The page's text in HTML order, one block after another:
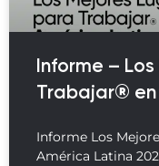
Informe –
Trabajar®
Informe Los
América Latina